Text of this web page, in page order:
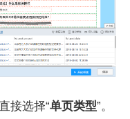
接选择“单页类型”。